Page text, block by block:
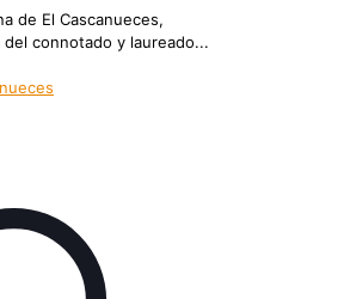
de El Cascanueces,
connotado y laureado...